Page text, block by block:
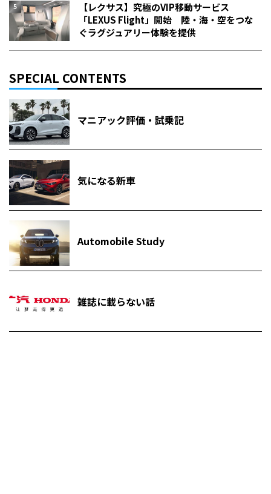
【レクサス】究極のVIP移動サービス
「LEXUS Flight」開始 陸・海・空をつな
ぐラグジュアリー体験を提供
SPECIAL CONTENTS
マニアック評価・試乗記
気になる新車
Automobile Study
雑誌に載らない話